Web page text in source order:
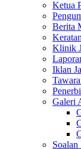
Ketua
Berita
Klinik
Iklan
Galeri